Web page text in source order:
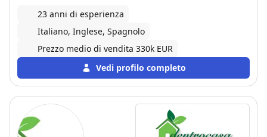
23 anni di esperienza
Italiano, Inglese, Spagnolo
Prezzo medio di vendita 330k EUR
Vedi profilo completo